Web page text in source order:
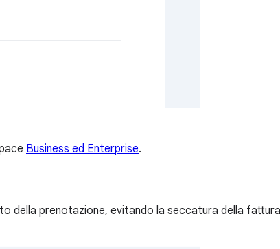
Business ed Enterprise.
della prenotazione, evitando la seccatura della